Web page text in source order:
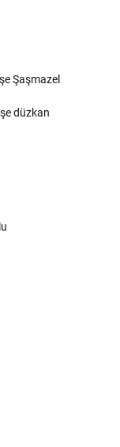
Şaşmazel
düzkan